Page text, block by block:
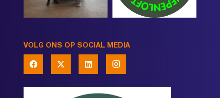
VOLG ONS OP SOCIAL MEDIA